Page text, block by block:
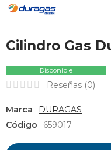
Cilindro Gas
Disponible
Reseñas (0)
Marca
DURAGAS
Código
659017